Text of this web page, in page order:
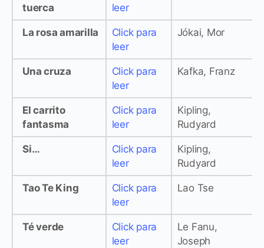
tuerca
leer
La rosa amarilla
Click para
leer
Jókai, Mor
Una cruza
Click para
leer
Kafka, Franz
El carrito
fantasma
Click para
leer
Kipling,
Rudyard
Si…
Click para
leer
Kipling,
Rudyard
Tao Te King
Click para
leer
Lao Tse
Té verde
Click para
leer
Le Fanu,
Joseph